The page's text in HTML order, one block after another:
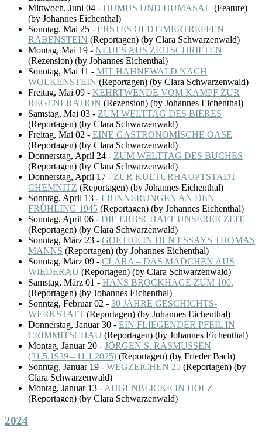
Mittwoch, Juni 04 - HUMUS UND HUMASAT (Feature)
(by Johannes Eichenthal)
Sonntag, Mai 25 - ERSTES OLDTIMERTREFFEN
RABENSTEIN (Reportagen) (by Clara Schwarzenwald)
Montag, Mai 19 - NEUES AUS ZEITSCHRIFTEN
(Rezension) (by Johannes Eichenthal)
Sonntag, Mai 11 - MIT HAHNEWALD NACH
WOLKENSTEIN (Reportagen) (by Clara Schwarzenwald)
Freitag, Mai 09 - KEHRTWENDE VOM KAMPF ZUR
REGENERATION (Rezension) (by Johannes Eichenthal)
Samstag, Mai 03 - ZUM WELTTAG DES BIERES
(Reportagen) (by Clara Schwarzenwald)
Freitag, Mai 02 - EINE GASTRONOMISCHE OASE
(Reportagen) (by Clara Schwarzenwald)
Donnerstag, April 24 - ZUM WELTTAG DES BUCHES
(Reportagen) (by Clara Schwarzenwald)
Donnerstag, April 17 - ZUR KULTURHAUPTSTADT
CHEMNITZ (Reportagen) (by Johannes Eichenthal)
Sonntag, April 13 - ERINNERUNGEN AN DEN
FRÜHLING 1945 (Reportagen) (by Johannes Eichenthal)
Sonntag, April 06 - DIE ERBSCHAFT UNSERER ZEIT
(Reportagen) (by Clara Schwarzenwald)
Sonntag, März 23 - GOETHE IN DEN ESSAYS THOMAS
MANNS (Reportagen) (by Johannes Eichenthal)
Sonntag, März 09 - CLARA – DAS MÄDCHEN AUS
WIEDERAU (Reportagen) (by Clara Schwarzenwald)
Samstag, März 01 - HANS BROCKHAGE ZUM 100.
(Reportagen) (by Johannes Eichenthal)
Sonntag, Februar 02 - 30 JAHRE GESCHICHTS-
WERKSTATT (Reportagen) (by Johannes Eichenthal)
Donnerstag, Januar 30 - EIN FLIEGENDER PFEIL IN
CRIMMITSCHAU (Reportagen) (by Johannes Eichenthal)
Montag, Januar 20 - JÖRGEN S. RASMUSSEN
(31.5.1939 – 11.1.2025) (Reportagen) (by Frieder Bach)
Sonntag, Januar 19 - WEGZEICHEN 25 (Reportagen) (by
Clara Schwarzenwald)
Montag, Januar 13 - AUGENBLICKE IN HOLZ
(Reportagen) (by Clara Schwarzenwald)
2024